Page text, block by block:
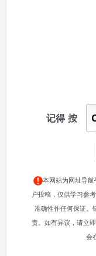
记得 按
本网站为网址导航
户投稿，仅供学习参
准确性作任何保证。
责。如有异议，请立
会